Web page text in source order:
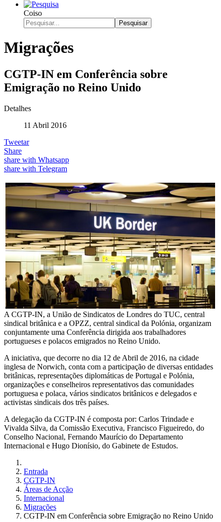
Coiso
Pesquisar
Migrações
CGTP-IN em Conferência sobre
Emigração no Reino Unido
Detalhes
11 Abril 2016
Tweetar
Share
share with Whatsapp
share with Telegram
A CGTP-IN, a União de Sindicatos de Londres do TUC, central
sindical britânica e a OPZZ, central sindical da Polónia, organizam
conjuntamente uma Conferência dirigida aos trabalhadores
portugueses e polacos emigrados no Reino Unido.
A iniciativa, que decorre no dia 12 de Abril de 2016, na cidade
inglesa de Norwich, conta com a participação de diversas entidades
britânicas, representações diplomáticas de Portugal e Polónia,
organizações e conselheiros representativos das comunidades
portuguesa e polaca, vários sindicatos britânicos e delegados e
activistas sindicais dos três países.
A delegação da CGTP-IN é composta por: Carlos Trindade e
Vivalda Silva, da Comissão Executiva, Francisco Figueiredo, do
Conselho Nacional, Fernando Maurício do Departamento
Internacional e Hugo Dionísio, do Gabinete de Estudos.
Entrada
CGTP-IN
Áreas de Acção
Internacional
Migrações
CGTP-IN em Conferência sobre Emigração no Reino Unido